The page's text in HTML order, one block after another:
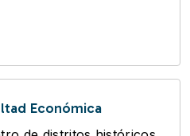
Económica